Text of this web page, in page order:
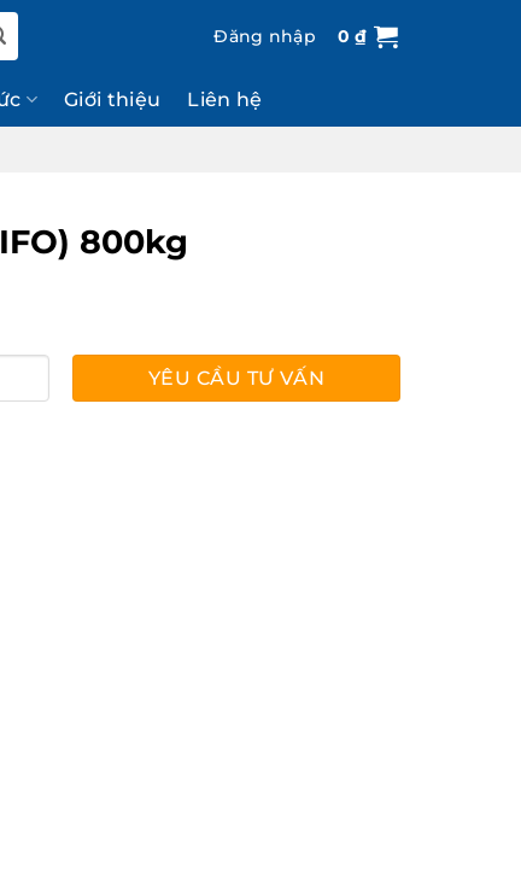
Đăng nhập 0₫
Giới thiệu Liên hệ
800kg